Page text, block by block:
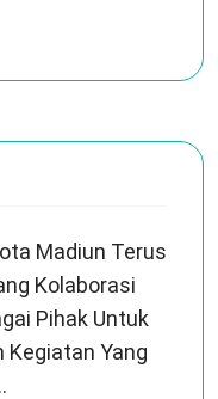
Madiun Terus
Kolaborasi
Pihak Untuk
Kegiatan Yang